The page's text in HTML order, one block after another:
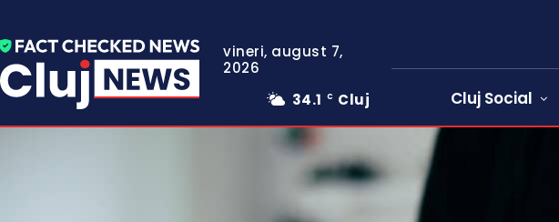
vineri, august 7,
2026
34.1
C Cluj Cluj Social